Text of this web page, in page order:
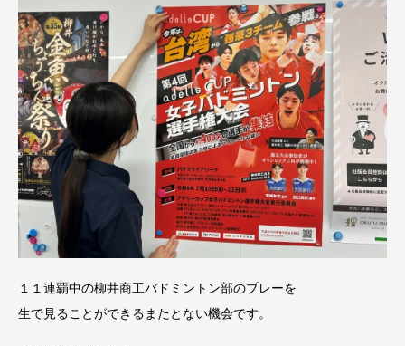
１１連覇中の柳井商工バドミントン部のプレーを
生で見ることができるまたとない機会です。